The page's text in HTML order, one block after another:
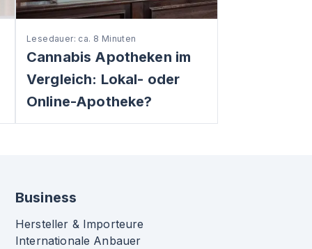
Lesedauer: ca. 8 Minuten
Cannabis Apotheken im
Vergleich: Lokal- oder
Online-Apotheke?
Business
Hersteller & Importeure
Internationale Anbauer